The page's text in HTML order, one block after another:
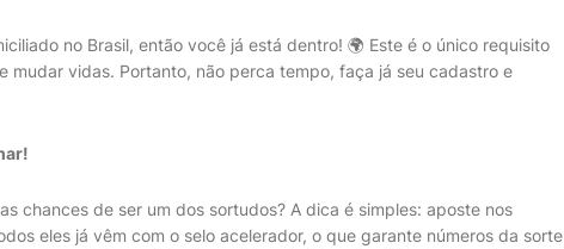
no Brasil, então você já está dentro! 🌍 Este é o único requisito
mudar vidas. Portanto, não perca tempo, faça já seu cadastro e
chances de ser um dos sortudos? A dica é simples: aposte nos
eles já vêm com o selo acelerador, o que garante números da sorte